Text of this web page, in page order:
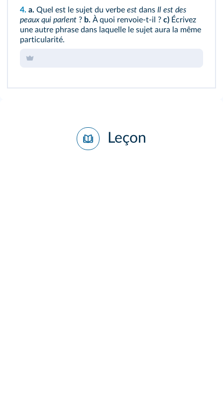
4. a. Quel est le sujet du verbe est dans Il est des
peaux qui parlent ? b. À quoi renvoie-t-il ? c) Écrivez
une autre phrase dans laquelle le sujet aura la même
particularité.
Leçon